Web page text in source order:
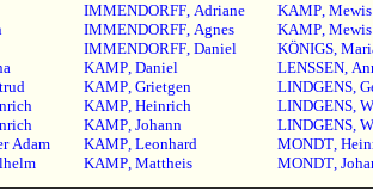
Adam
IMMENDORFF, Adriane
IMMENDORFF, Agnes
IMMENDORFF, Daniel
KAMP, Daniel
KAMP, Grietgen
KAMP, Heinrich
KAMP, Johann
KAMP, Leonhard
KAMP, Mattheis
KAMP, Mewis
KAMP, Mewis
KÖNIGS,
LENSSEN,
LINDGENS,
LINDGENS,
LINDGENS,
MONDT,
MONDT,